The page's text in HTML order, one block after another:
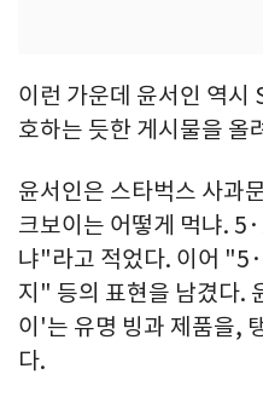
이런 가운데 윤서인 역시
호하는 듯한 게시물을 올
윤서인은 스타벅스 사과
크보이는 어떻게 먹냐.
냐"라고 적었다. 이어
지" 등의 표현을 남겼다.
이'는 유명 빙과 제품을,
다.